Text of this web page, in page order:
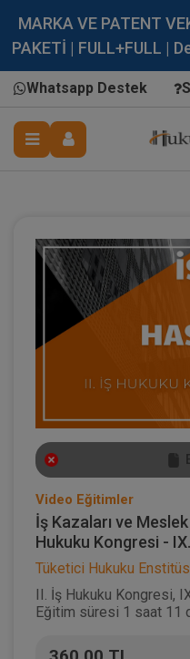
MARKA VE PATENT
PAKETİ | FULL+FULL |
Whatsapp Destek
Video Eğitimler
İş Kazaları ve
Hukuku Kongresi -
Tüketici Hukuku
II. İş Hukuku Kongresi,
Eğitim süresi 1 saat 11